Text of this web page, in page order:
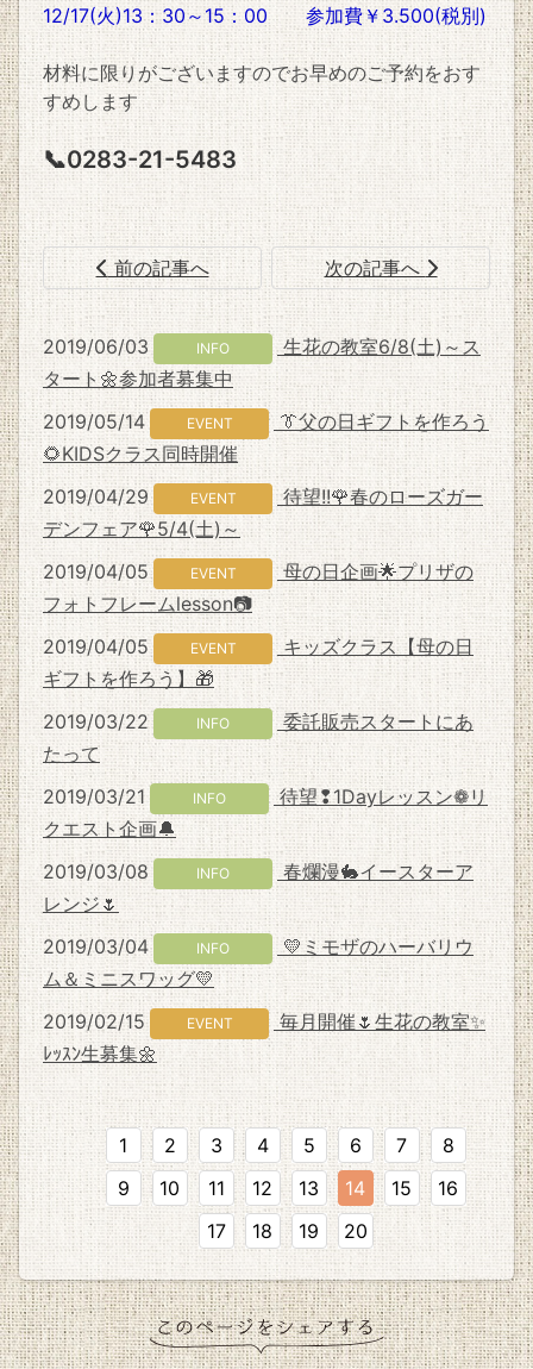
12/17(火)13：30～15：00 参加費￥3.500(税別)
材料に限りがございますのでお早めのご予約をおす
すめします
📞0283-21-5483
前の記事へ 次の記事へ
2019/06/03 INFO
生花の教室6/8(土)～ス
タート🌼参加者募集中
2019/05/14
EVENT
👔父の日ギフトを作ろう
🌻KIDSクラス同時開催
2019/04/29
EVENT
待望!!🌹春のローズガー
デンフェア🌹5/4(土)～
2019/04/05
EVENT
母の日企画🌟プリザの
フォトフレームlesson📷
2019/04/05
EVENT
キッズクラス【母の日
ギフトを作ろう】🎁
2019/03/22
INFO
委託販売スタートにあ
たって
2019/03/21
INFO
待望❢1Dayレッスン❁リ
クエスト企画🔔
2019/03/08
INFO
春爛漫🐇イースターア
レンジ🌷
2019/03/04
INFO
💛ミモザのハーバリウ
ム＆ミニスワッグ💛
2019/02/15
EVENT
毎月開催🌷生花の教室✨
ﾚｯｽﾝ生募集🌼
1 2 3 4 5 6 7
8
9
10 11 12 13 14 15
16
17
18 19 20